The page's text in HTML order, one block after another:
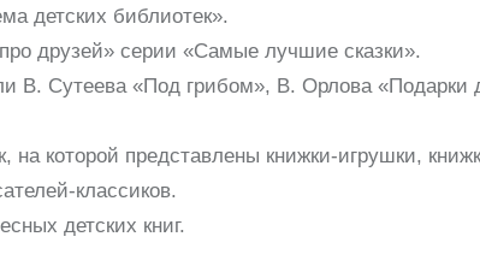
детских библиотек».
друзей» серии «Самые лучшие сказки».
В. Сутеева «Под грибом», В. Орлова «Подарки
на которой представлены книжки-игрушки,
классиков.
детских книг.